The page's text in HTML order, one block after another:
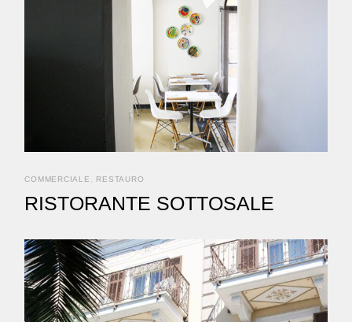
COMMERCIALE RESTAURO
RISTORANTE SOTTOSALE